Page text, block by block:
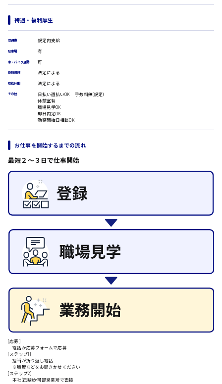
WEBデザイナー
システムエンジニア
カスタマーエンジニア
ラウンダー営業
施設管理・整備
清掃
施工管理
自動車整備士
広島市安芸区
廿日市市
呉市
東広島市
山県郡
安芸太田町
安芸郡
時給制すべて
日給8000円～
日給9000円～
日給10000円以上
待遇・福利厚生
交通費 規定内支給
駐車場 有
車・バイク通勤 可
各種保険 法定による
有給休暇 法定による
その他
日払い週払いOK 手数料無(規定)
休憩室有
職場見学OK
即日内定OK
勤務開始日相談OK
お仕事を開始するまでの流れ
最短２〜３日で仕事開始
[応募]
電話か応募フォームで応募
[ステップ1]
担当が折り返し電話
※職歴などをお聞きかせください
[ステップ2]
本社(己斐)か可部営業所で面接